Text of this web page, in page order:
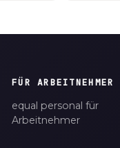
FÜR ARBEITNEHMER
equal personal für
Arbeitnehmer